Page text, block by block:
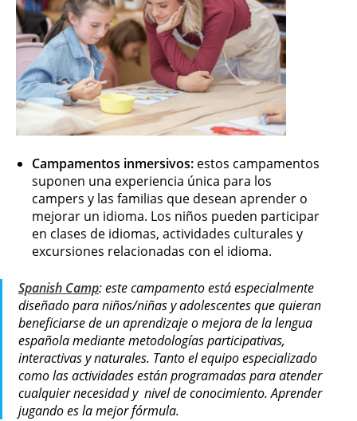
Campamentos inmersivos: estos campamentos
suponen una experiencia única para los
campers y las familias que desean aprender o
mejorar un idioma. Los niños pueden participar
en clases de idiomas, actividades culturales y
excursiones relacionadas con el idioma.
Spanish Camp: este campamento está especialmente
diseñado para niños/niñas y adolescentes que quieran
beneficiarse de un aprendizaje o mejora de la lengua
española mediante metodologías participativas,
interactivas y naturales. Tanto el equipo especializado
como las actividades están programadas para atender
cualquier necesidad y nivel de conocimiento. Aprender
jugando es la mejor fórmula.